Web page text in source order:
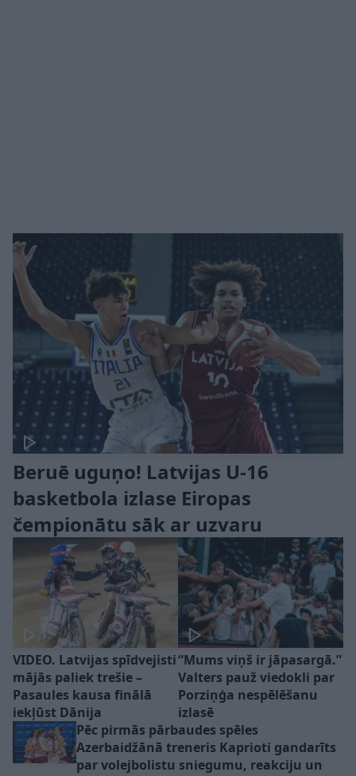
Beruē uguņo! Latvijas U-16
basketbola izlase Eiropas
čempionātu sāk ar uzvaru
VIDEO. Latvijas spīdvejisti
mājās paliek trešie –
Pasaules kausa finālā
iekļūst Dānija
“Mums viņš ir jāpasargā.”
Valters pauž viedokli par
Porziņģa nespēlēšanu
izlasē
Pēc pirmās pārbaudes spēles
Azerbaidžānā treneris Kaprioti gandarīts
par volejbolistu sniegumu, reakciju un